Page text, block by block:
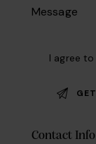
I agree
Contact Info